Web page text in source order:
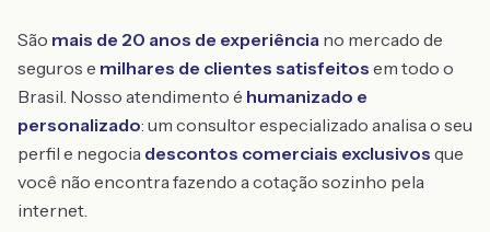
São mais de 20 anos de experiência no mercado de
seguros e milhares de clientes satisfeitos em todo o
Brasil. Nosso atendimento é humanizado e
personalizado: um consultor especializado analisa o seu
perfil e negocia descontos comerciais exclusivos que
você não encontra fazendo a cotação sozinho pela
internet.